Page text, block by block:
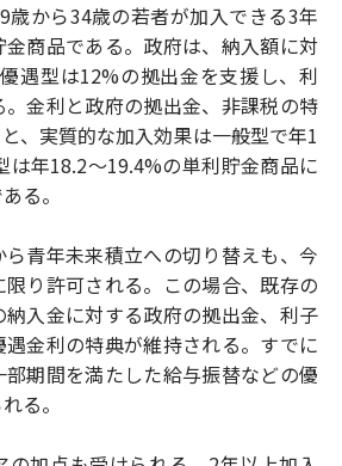
歳から34歳の若者が加入できる3年
商品である。政府は、納入額に対
遇型は12%の拠出金を支援し、利
金利と政府の拠出金、非課税の特
、実質的な加入効果は一般型で年1
は年18.2〜19.4%の単利貯金商品に
る。
青年未来積立への切り替えも、今
り許可される。この場合、既存の
入金に対する政府の拠出金、利子
金利の特典が維持される。すでに
期間を満たした給与振替などの優
る。